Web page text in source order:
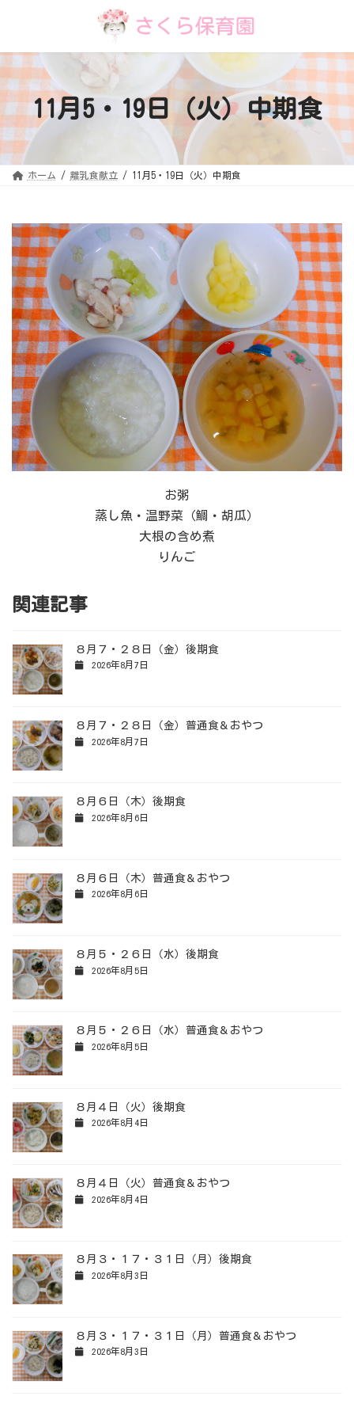
ツ
へ
ス
キ
シ
ョ
ン
に
11月5・19日（火）中期食
ホーム 離乳食献立 11月5・19日（火）中期食
お粥
蒸し魚・温野菜（鯛・胡瓜）
大根の含め煮
りんご
関連記事
８月７・２８日（金）後期食
2026年8月7日
８月７・２８日（金）普通食＆おやつ
2026年8月7日
８月６日（木）後期食
2026年8月6日
８月６日（木）普通食＆おやつ
2026年8月6日
８月５・２６日（水）後期食
2026年8月5日
８月５・２６日（水）普通食＆おやつ
2026年8月5日
８月４日（火）後期食
2026年8月4日
８月４日（火）普通食＆おやつ
2026年8月4日
８月３・１７・３１日（月）後期食
2026年8月3日
８月３・１７・３１日（月）普通食＆おやつ
2026年8月3日